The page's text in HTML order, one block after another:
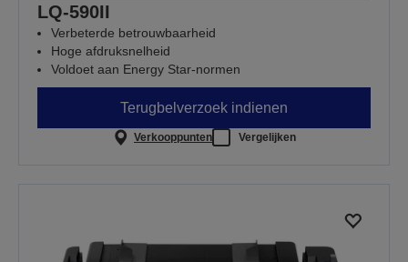
LQ-590II
Verbeterde betrouwbaarheid
Hoge afdruksnelheid
Voldoet aan Energy Star-normen
Terugbelverzoek indienen
Verkooppunten Vergelijken